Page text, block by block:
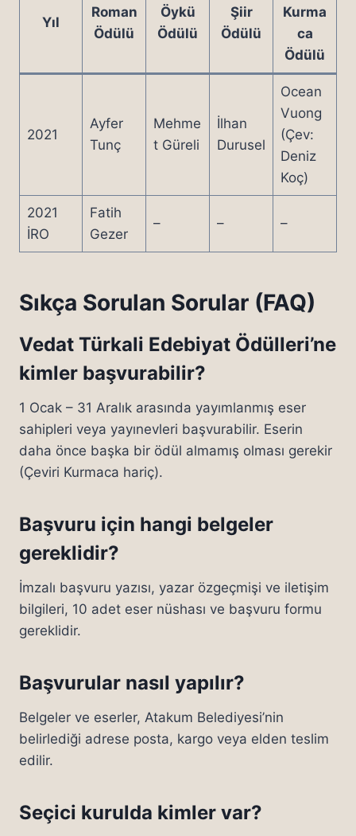
Yıl
Roman
Ödülü
Öykü
Ödülü
Şiir
Ödülü
Kurma
ca
Ödülü
2021
Ayfer
Tunç
Mehme
t Güreli
İlhan
Durusel
Ocean
Vuong
(Çev:
Deniz
Koç)
2021
İRO
Fatih
Gezer
– – –
Sıkça Sorulan Sorular (FAQ)
Vedat Türkali Edebiyat Ödülleri’ne
kimler başvurabilir?
1 Ocak – 31 Aralık arasında yayımlanmış eser
sahipleri veya yayınevleri başvurabilir. Eserin
daha önce başka bir ödül almamış olması gerekir
(Çeviri Kurmaca hariç).
Başvuru için hangi belgeler
gereklidir?
İmzalı başvuru yazısı, yazar özgeçmişi ve iletişim
bilgileri, 10 adet eser nüshası ve başvuru formu
gereklidir.
Başvurular nasıl yapılır?
Belgeler ve eserler, Atakum Belediyesi’nin
belirlediği adrese posta, kargo veya elden teslim
edilir.
Seçici kurulda kimler var?